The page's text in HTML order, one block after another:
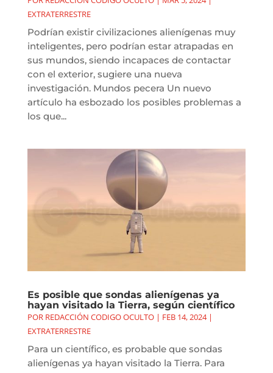
EXTRATERRESTRE
Podrían existir civilizaciones alienígenas muy
inteligentes, pero podrían estar atrapadas en
sus mundos, siendo incapaces de contactar
con el exterior, sugiere una nueva
investigación. Mundos pecera Un nuevo
artículo ha esbozado los posibles problemas a
los que...
Es posible que sondas alienígenas ya
hayan visitado la Tierra, según científico
POR REDACCIÓN CODIGO OCULTO| FEB 14, 2024|
EXTRATERRESTRE
Para un científico, es probable que sondas
alienígenas ya hayan visitado la Tierra. Para